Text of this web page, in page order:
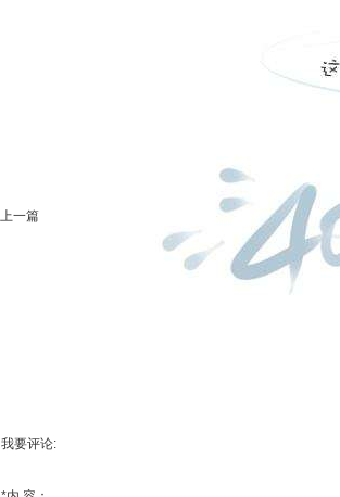
上一篇
我要评论: